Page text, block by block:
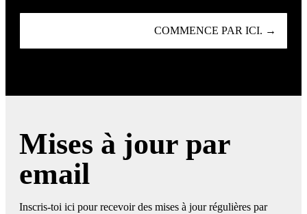
COMMENCE PAR ICI. →
Mises à jour par
email
Inscris-toi ici pour recevoir des mises à jour régulières par